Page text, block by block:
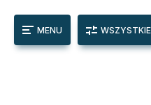
MENU